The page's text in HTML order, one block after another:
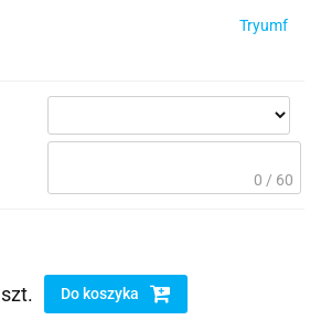
Tryumf
0 / 60
szt. Do koszyka